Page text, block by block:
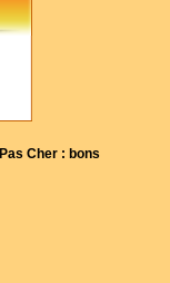
Cher : bons